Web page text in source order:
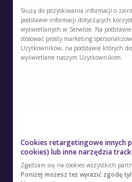
O
Regulamin kont i
Polityka
Służą do pozyskiwania informacji o
podstawie informacji dotyczących
wyświetlanych w Serwisie. Na
stosować prosty marketing
Użytkowników, na podstawie których
wyświetlane naszym Użytkownikom.
Cookies retargetingowe innych
cookies) lub inne narzędzia
Zgadzam się na cookies wszystkich
Poniżej możesz też wyrazić zgodę